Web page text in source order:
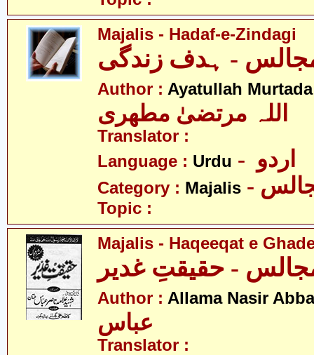
Majalis - Hadaf-e-Zindagi
- ہدف زندگی
Author : Ayatullah
اللہ مرتضیٰ مطھری
Translator :
Language : Urdu
Category : Majalis
Topic :
Majalis - Haqeeqat e
- حقیقتِ غدیر
Author : Allama Nasir
عباس
Translator :